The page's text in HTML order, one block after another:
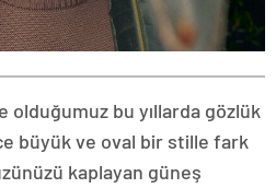
olduğumuz bu yıllarda gözlük
büyük ve oval bir stille fark
kaplayan güneş